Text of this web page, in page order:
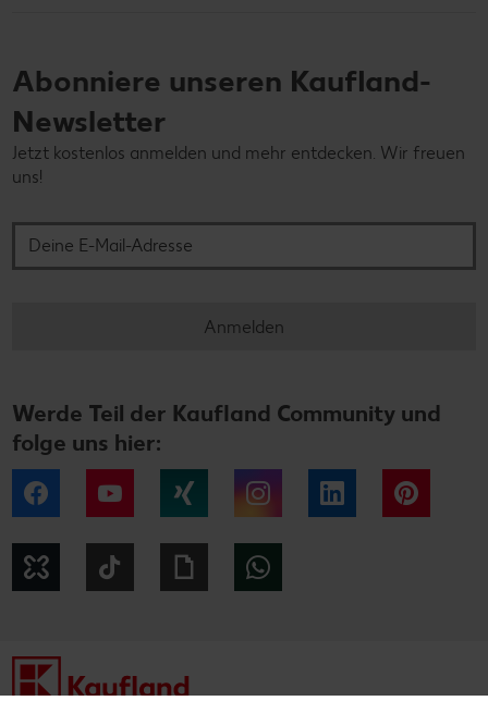
Abonniere unseren Kaufland-
Newsletter
Jetzt kostenlos anmelden und mehr entdecken. Wir freuen
uns!
Anmelden
Werde Teil der Kaufland Community und
folge uns hier:
Facebook YouTube Instagram LinkedIn
Kununu Giphy